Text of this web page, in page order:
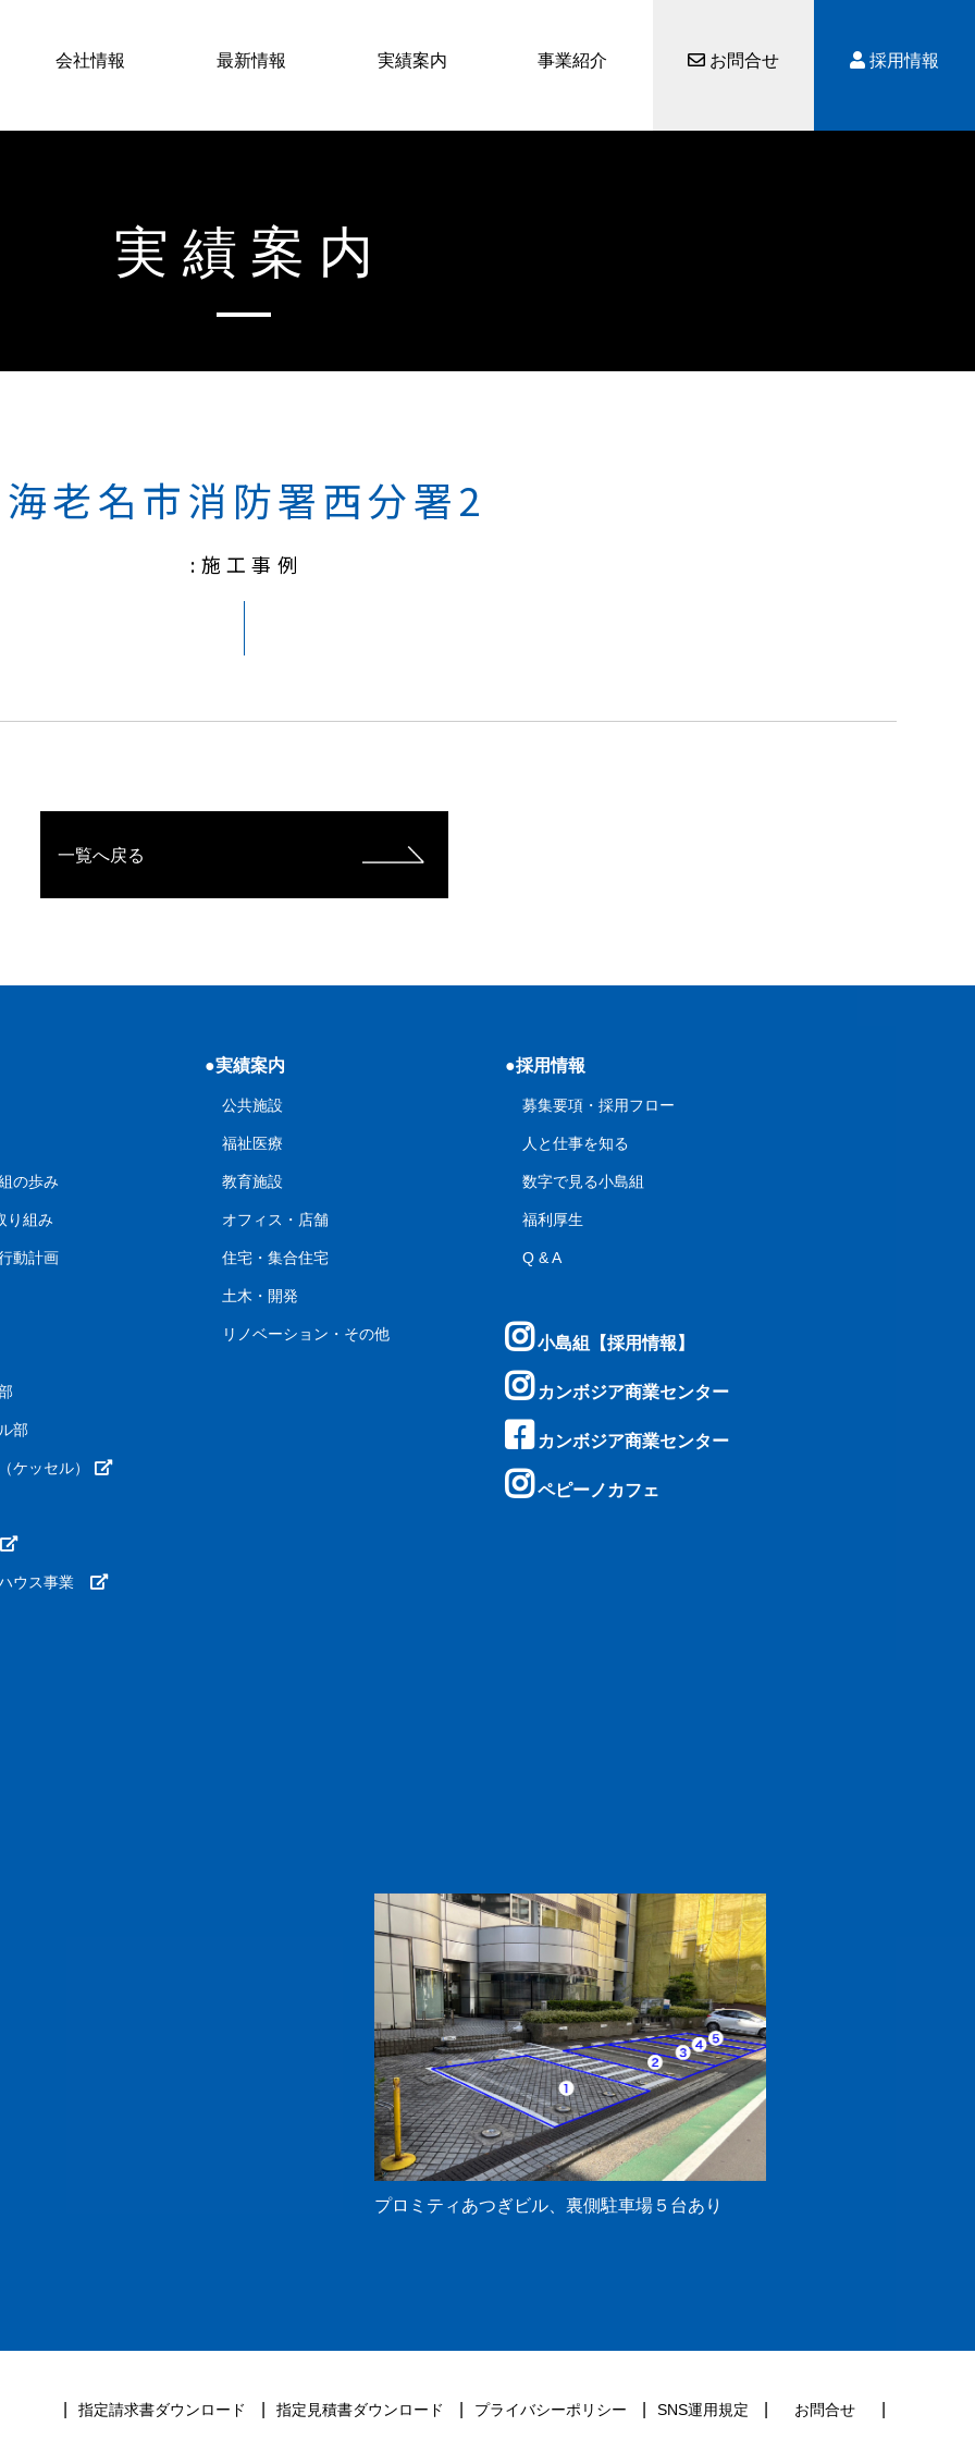
会社情報 最新情報 実績案内 事業紹介 お問合せ 採用情報
実績案内
海老名市消防署西分署2
:施工事例
一覧へ戻る
の歩み
り組み
動計画
部
ケッセル）
ウス事業
●実績案内
公共施設
福祉医療
教育施設
オフィス・店舗
住宅・集合住宅
土木・開発
リノベーション・その他
●採用情報
募集要項・採用フロー
人と仕事を知る
数字で見る小島組
福利厚生
Q & A
小島組【採用情報】
カンボジア商業センター
カンボジア商業センター
ペピーノカフェ
プロミティあつぎビル、裏側駐車場５台あり
指定請求書ダウンロード 指定見積書ダウンロード プライバシーポリシー SNS運用規定 お問合せ